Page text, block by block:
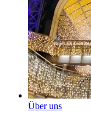
Über uns